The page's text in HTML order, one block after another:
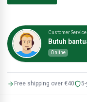
Customer
Butuh
Online
Free shipping over €40